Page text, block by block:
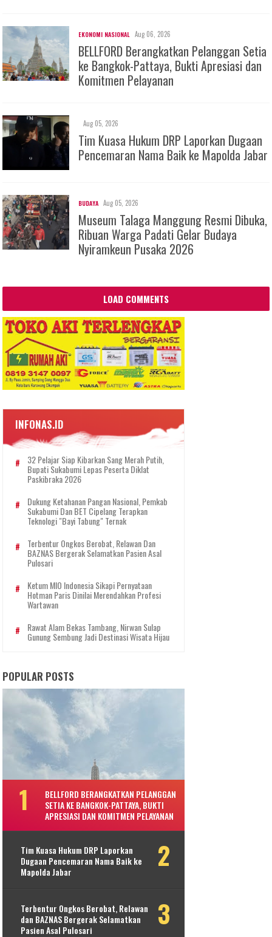
EKONOMI NASIONAL Aug 06, 2026
BELLFORD Berangkatkan Pelanggan Setia
ke Bangkok-Pattaya, Bukti Apresiasi dan
Komitmen Pelayanan
Aug 05, 2026
Tim Kuasa Hukum DRP Laporkan Dugaan
Pencemaran Nama Baik ke Mapolda Jabar
BUDAYA Aug 05, 2026
Museum Talaga Manggung Resmi Dibuka,
Ribuan Warga Padati Gelar Budaya
Nyiramkeun Pusaka 2026
LOAD COMMENTS
INFONAS.ID
32 Pelajar Siap Kibarkan Sang Merah Putih,
Bupati Sukabumi Lepas Peserta Diklat
Paskibraka 2026
Dukung Ketahanan Pangan Nasional, Pemkab
Sukabumi Dan BET Cipelang Terapkan
Teknologi "Bayi Tabung" Ternak
Terbentur Ongkos Berobat, Relawan Dan
BAZNAS Bergerak Selamatkan Pasien Asal
Pulosari
Ketum MIO Indonesia Sikapi Pernyataan
Hotman Paris Dinilai Merendahkan Profesi
Wartawan
Rawat Alam Bekas Tambang, Nirwan Sulap
Gunung Sembung Jadi Destinasi Wisata Hijau
POPULAR POSTS
BELLFORD BERANGKATKAN PELANGGAN
SETIA KE BANGKOK-PATTAYA, BUKTI
APRESIASI DAN KOMITMEN PELAYANAN
Tim Kuasa Hukum DRP Laporkan
Dugaan Pencemaran Nama Baik ke
Mapolda Jabar
Terbentur Ongkos Berobat, Relawan
dan BAZNAS Bergerak Selamatkan
Pasien Asal Pulosari